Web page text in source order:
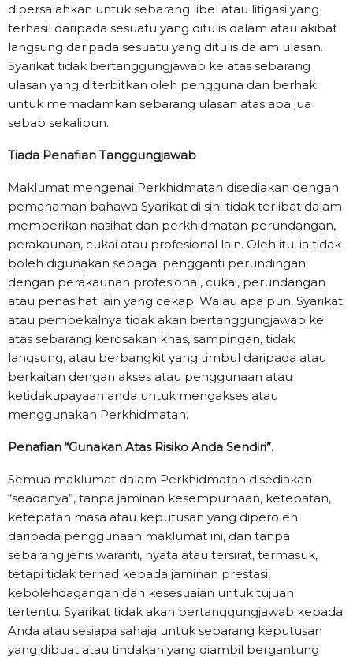
dipersalahkan untuk sebarang libel atau litigasi yang
terhasil daripada sesuatu yang ditulis dalam atau akibat
langsung daripada sesuatu yang ditulis dalam ulasan.
Syarikat tidak bertanggungjawab ke atas sebarang
ulasan yang diterbitkan oleh pengguna dan berhak
untuk memadamkan sebarang ulasan atas apa jua
sebab sekalipun.
Tiada Penafian Tanggungjawab
Maklumat mengenai Perkhidmatan disediakan dengan
pemahaman bahawa Syarikat di sini tidak terlibat dalam
memberikan nasihat dan perkhidmatan perundangan,
perakaunan, cukai atau profesional lain. Oleh itu, ia tidak
boleh digunakan sebagai pengganti perundingan
dengan perakaunan profesional, cukai, perundangan
atau penasihat lain yang cekap. Walau apa pun, Syarikat
atau pembekalnya tidak akan bertanggungjawab ke
atas sebarang kerosakan khas, sampingan, tidak
langsung, atau berbangkit yang timbul daripada atau
berkaitan dengan akses atau penggunaan atau
ketidakupayaan anda untuk mengakses atau
menggunakan Perkhidmatan.
Penafian “Gunakan Atas Risiko Anda Sendiri”.
Semua maklumat dalam Perkhidmatan disediakan
“seadanya”, tanpa jaminan kesempurnaan, ketepatan,
ketepatan masa atau keputusan yang diperoleh
daripada penggunaan maklumat ini, dan tanpa
sebarang jenis waranti, nyata atau tersirat, termasuk,
tetapi tidak terhad kepada jaminan prestasi,
kebolehdagangan dan kesesuaian untuk tujuan
tertentu. Syarikat tidak akan bertanggungjawab kepada
Anda atau sesiapa sahaja untuk sebarang keputusan
yang dibuat atau tindakan yang diambil bergantung